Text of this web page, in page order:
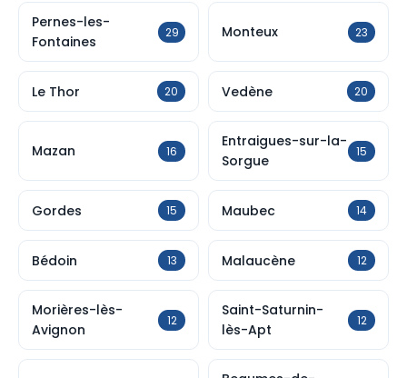
Pernes-les-
Fontaines
29 Monteux 23
Le Thor 20 Vedène 20
Mazan 16
Entraigues-sur-la-
Sorgue
15
Gordes 15 Maubec 14
Bédoin 13 Malaucène 12
Morières-lès-
Avignon
12
Saint-Saturnin-
lès-Apt
12